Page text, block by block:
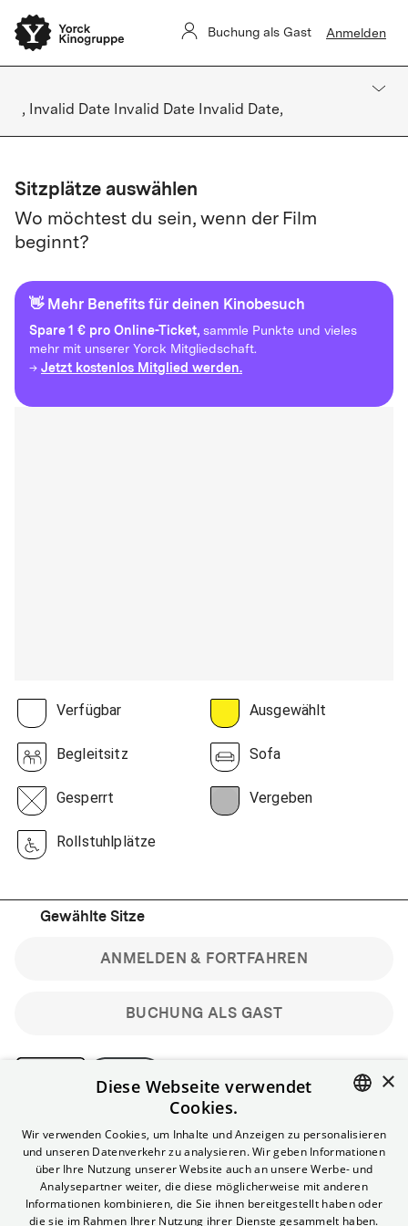
Buchung als Gast Anmelden
, Invalid Date Invalid Date Invalid Date,
Sitzplätze auswählen
Wo möchtest du sein, wenn der Film
beginnt?
👋 Mehr Benefits für deinen Kinobesuch
Spare1 € pro Online-Ticket, sammle Punkte und vieles
mehr mit unserer Yorck Mitgliedschaft.
→ Jetzt kostenlos Mitglied werden.
Verfügbar Ausgewählt
Begleitsitz Sofa
Gesperrt Vergeben
Rollstuhlplätze
Gewählte Sitze
BUCHUNG ALS GAST
ANMELDEN & FORTFAHREN
Bitte beachte: Gastbuchungen sind nicht stornierbar.
Registriere dich kostenlos für bis zu 90 min vor Filmbeginn
stornierbare Tickets für reguläre Vorstellungen.
Unlimited-Mitglied? Melde dich an, um deine Benefits
nutzen zu können.
ENGLISH
×
Diese Webseite verwendet
Cookies.
Wir verwenden Cookies, um Inhalte und Anzeigen zu personalisieren
und unseren Datenverkehr zu analysieren. Wir geben Informationen
über Ihre Nutzung unserer Website auch an unsere Werbe- und
Analysepartner weiter, die diese möglicherweise mit anderen
Informationen kombinieren, die Sie ihnen bereitgestellt haben oder
die sie im Rahmen Ihrer Nutzung ihrer Dienste gesammelt haben.